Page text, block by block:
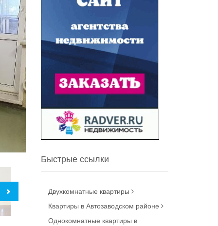
Быстрые ссылки
Двухкомнатные квартиры
Квартиры в Автозаводском районе
Однокомнатные квартиры в